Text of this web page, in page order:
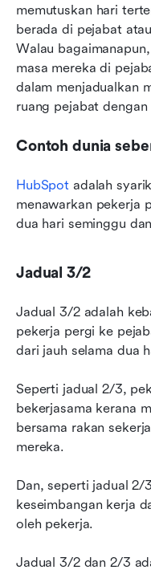
memutuskan hari
berada di pejabat
Walau
masa mereka di
dalam menjadualkan
ruang pejabat dengan
Contoh dunia
HubSpot adalah
menawarkan pekerja
dua hari seminggu
Jadual 3/2
Jadual 3/2 adalah
pekerja pergi ke
dari jauh selama dua
Seperti jadual 2/3,
bekerjasama kerana
bersama rakan
mereka.
Dan, seperti jadual
keseimbangan kerja
oleh pekerja.
Jadual 3/2 dan 2/3